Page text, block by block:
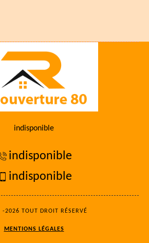
indisponible
indisponible
indisponible
2026 TOUT DROIT RÉSERVÉ
MENTIONS LÉGALES